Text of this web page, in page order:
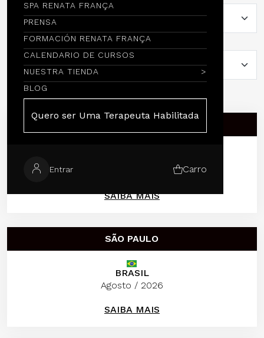
SPA RENATA FRANÇA
PRENSA
FORMACIÓN RENATA FRANÇA
CALENDARIO DE CURSOS
NUESTRA TIENDA
BLOG
Quero ser Uma Terapeuta Habilitada
Entrar Carro
Ciudad:
MILÃO
SAIBA MAIS
SÃO PAULO
BRASIL
Agosto / 2026
SAIBA MAIS